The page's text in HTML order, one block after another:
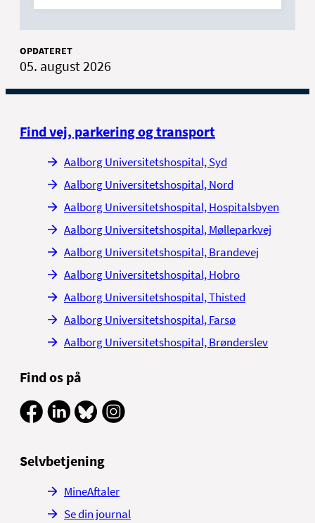
OPDATERET
05. august 2026
Find vej, parkering og transport
Aalborg Universitetshospital, Syd
Aalborg Universitetshospital, Nord
Aalborg Universitetshospital, Hospitalsbyen
Aalborg Universitetshospital, Mølleparkvej
Aalborg Universitetshospital, Brandevej
Aalborg Universitetshospital, Hobro
Aalborg Universitetshospital, Thisted
Aalborg Universitetshospital, Farsø
Aalborg Universitetshospital, Brønderslev
Find os på
Selvbetjening
MineAftaler
Se din journal